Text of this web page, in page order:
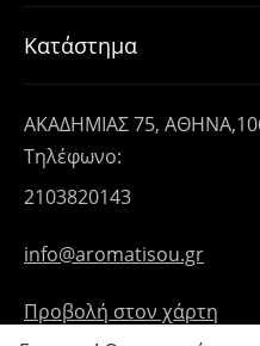
Κατάστημα
ΑΚΑΔΗΜΙΑΣ 75,
Τηλέφωνο:
2103820143
info@aromatisou.gr
Προβολή στον χάρτη